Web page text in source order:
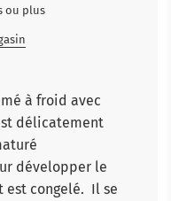
ou plus
à froid avec
délicatement
développer le
congelé. Il se